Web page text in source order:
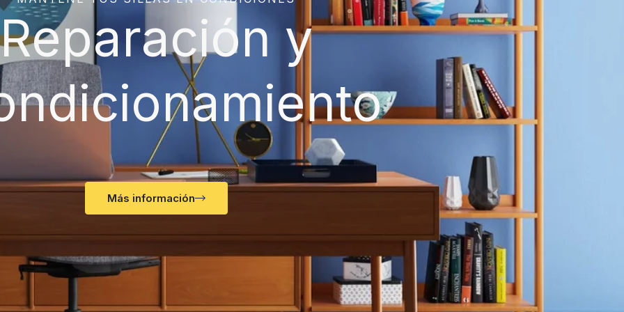
Reparación y
Más información